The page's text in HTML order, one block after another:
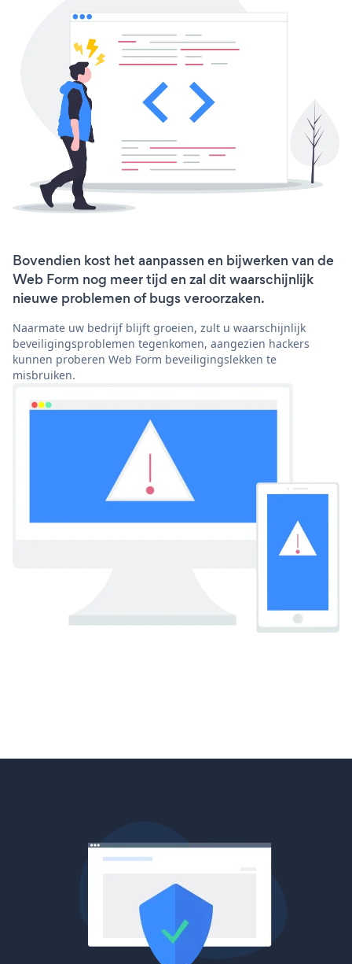
Bovendien kost het aanpassen en bijwerken van de
Web Form nog meer tijd en zal dit waarschijnlijk
nieuwe problemen of bugs veroorzaken.
Naarmate uw bedrijf blijft groeien, zult u waarschijnlijk
beveiligingsproblemen tegenkomen, aangezien hackers
kunnen proberen Web Form beveiligingslekken te
misbruiken.